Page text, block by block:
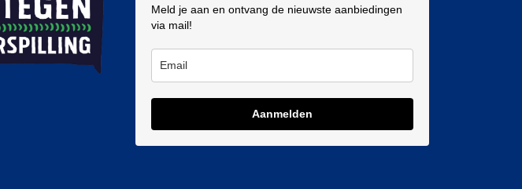
Meld je aan en ontvang de nieuwste aanbiedingen
via mail!
Aanmelden